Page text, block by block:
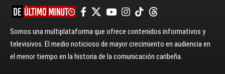
Somos una multiplataforma que ofrece contenidos informativos y
televisivos. El medio noticioso de mayor crecimiento en audiencia en
el menor tiempo en la historia de la comunicación caribeña.